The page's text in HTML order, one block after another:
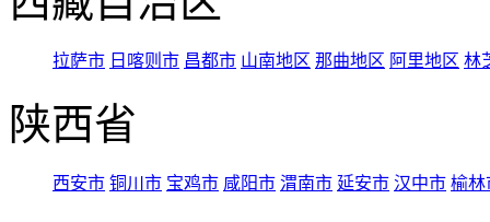
拉萨市 日喀则市 昌都市 山南地区 那曲地区 阿里地区 林
陕西省
西安市 铜川市 宝鸡市 咸阳市 渭南市 延安市 汉中市 榆林